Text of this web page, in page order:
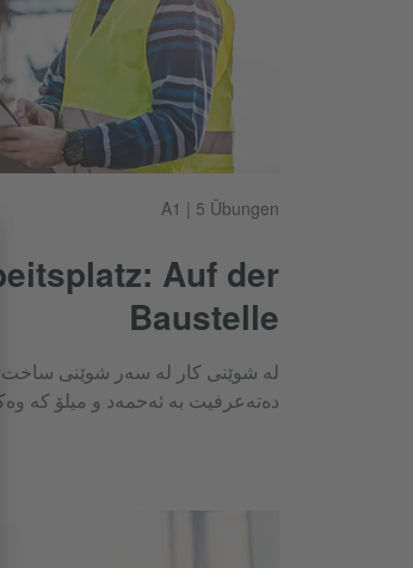
A1 | 5 Übungen
Auf der
Baustelle
لە شوێنی کار لە سەر شوێنی ساخت
دەتەعرفیت بە ئەحمەد و میلۆ کە